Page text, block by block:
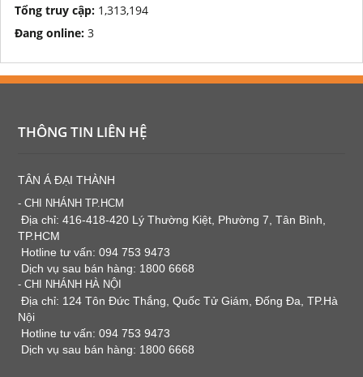
Tổng truy cập: 1,313,194
Đang online: 3
THÔNG TIN LIÊN HỆ
TÂN Á ĐẠI THÀNH
- CHI NHÁNH TP.HCM
Địa chỉ: 416-418-420 Lý Thường Kiệt, Phường 7, Tân Bình,
TP.HCM
Hotline tư vấn: 094 753 9473
Dịch vụ sau bán hàng: 1800 6668
- CHI NHÁNH HÀ NỘI
Địa chỉ: 124 Tôn Đức Thắng, Quốc Tử Giám, Đống Đa, TP.Hà
Nội
Hotline tư vấn: 094 753 9473
Dịch vụ sau bán hàng: 1800 6668